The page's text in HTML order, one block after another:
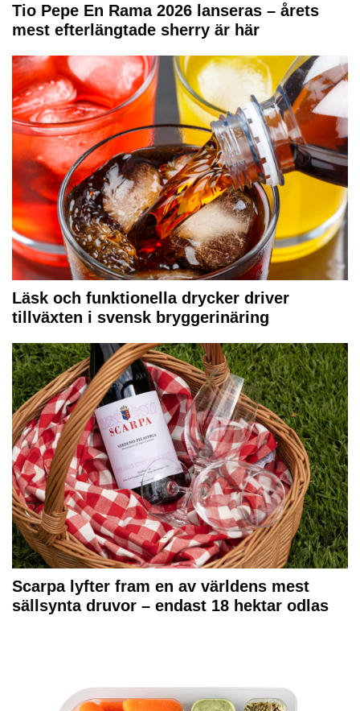
Tio Pepe En Rama 2026 lanseras – årets
mest efterlängtade sherry är här
Läsk och funktionella drycker driver
tillväxten i svensk bryggerinäring
Scarpa lyfter fram en av världens mest
sällsynta druvor – endast 18 hektar odlas